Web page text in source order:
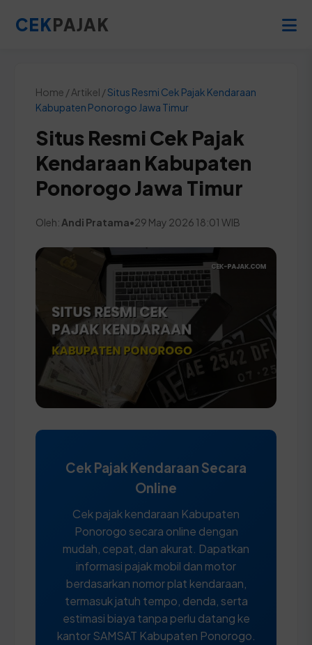
CEKPAJAK
Home / Artikel /Situs Resmi Cek Pajak Kendaraan
Kabupaten Ponorogo Jawa Timur
Situs Resmi Cek Pajak
Kendaraan Kabupaten
Ponorogo Jawa Timur
Oleh: Andi Pratama•29 May 2026 18:01 WIB
Cek Pajak Kendaraan Secara
Online
Cek pajak kendaraan Kabupaten
Ponorogo secara online dengan
mudah, cepat, dan akurat. Dapatkan
informasi pajak mobil dan motor
berdasarkan nomor plat kendaraan,
termasuk jatuh tempo, denda, serta
estimasi biaya tanpa perlu datang ke
kantor SAMSAT Kabupaten Ponorogo.